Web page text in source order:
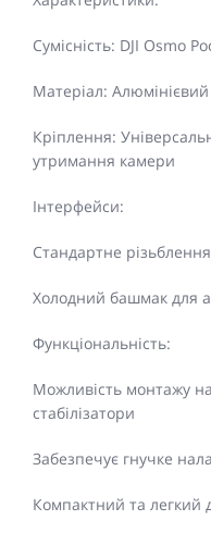
Сумісність: DJI Osmo
Матеріал:
Кріплення:
утримання камери
Інтерфейси:
Стандартне
Холодний башмак для
Функціональність:
Можливість монтажу
стабілізатори
Забезпечує гнучке
Компактний та легкий